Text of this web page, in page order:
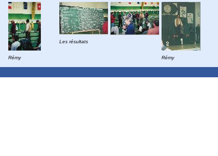
Rémy
Les résultats
Rémy